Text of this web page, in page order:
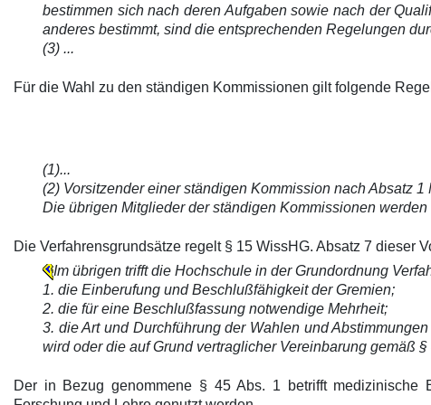
bestimmen sich nach deren Aufgaben sowie nach der
anderes bestimmt, sind die entsprechenden Regelungen
(3) ...
Für die Wahl zu den ständigen Kommissionen gilt folgende
(1)...
(2) Vorsitzender einer ständigen Kommission nach Absatz
Die übrigen Mitglieder der ständigen Kommissionen
Die Verfahrensgrundsätze regelt § 15 WissHG. Absatz 7 dieser
Im übrigen trifft die Hochschule in der Grundordnung
1. die Einberufung und Beschlußfähigkeit der Gremien;
2. die für eine Beschlußfassung notwendige Mehrheit;
3. die Art und Durchführung der Wahlen und
wird oder die auf Grund vertraglicher Vereinbarung gemäß
Der in Bezug genommene § 45 Abs. 1 betrifft medizinische